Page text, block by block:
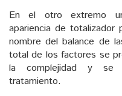
En el otro extremo un
apariencia de totalizador
nombre del balance de
total de los factores se
la complejidad y se
tratamiento.